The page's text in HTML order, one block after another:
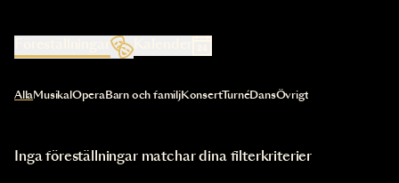
Kalender
Val av kategori uppdaterar innehållet automatiskt
AllaMusikal OperaBarn och familjKonsertTurnéDansÖvrigt
Inga föreställningar matchar dina filterkriterier